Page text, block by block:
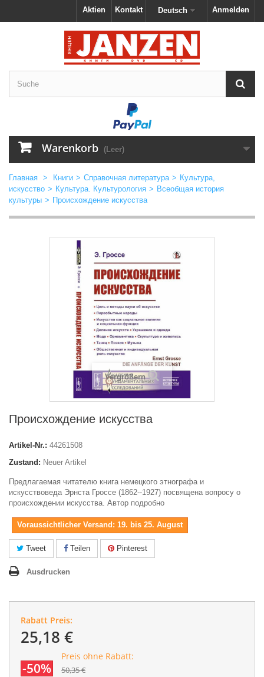
Anmelden
Deutsch
Kontakt
Aktien
Warenkorb (Leer)
Главная > Книги > Справочная литература > Культура,
искусство > Культура. Культурология > Всеобщая история
культуры > Происхождение искусства
Vergrößern
Происхождение искусства
Artikel-Nr.: 44261508
Zustand: Neuer Artikel
Предлагаемая читателю книга немецкого этнографа и
искусствоведа Эрнста Гроссе (1862--1927) посвящена вопросу о
происхождении искусства. Автор подробно
Voraussichtlicher Versand: 19. bis 25. August
Tweet Teilen Pinterest
Ausdrucken
Rabatt Preis:
25,18 €
-50%
Preis ohne Rabatt:
50,35 €